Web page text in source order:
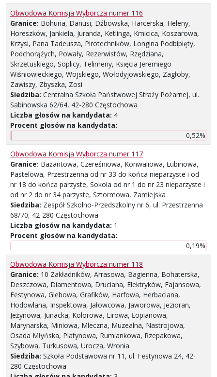
Obwodowa Komisja Wyborcza numer 116
Granice: Bohuna, Danusi, Dźbowska, Harcerska, Heleny,
Horeszków, Jankiela, Juranda, Ketlinga, Kmicica, Koszarowa,
Krzysi, Pana Tadeusza, Pirotechników, Longina Podbipięty,
Podchorążych, Powały, Rezerwistów, Rzędziana,
Skrzetuskiego, Soplicy, Telimeny, Księcia Jeremiego
Wiśniowieckiego, Wojskiego, Wołodyjowskiego, Zagłoby,
Zawiszy, Zbyszka, Zosi
Siedziba: Centralna Szkoła Państwowej Straży Pożarnej, ul.
Sabinowska 62/64, 42-280 Częstochowa
Liczba głosów na kandydata: 4
Procent głosów na kandydata:
0,52%
Obwodowa Komisja Wyborcza numer 117
Granice: Bażantowa, Czereśniowa, Konwaliowa, Łubinowa,
Pastelowa, Przestrzenna od nr 33 do końca nieparzyste i od
nr 18 do końca parzyste, Sokola od nr 1 do nr 23 nieparzyste i
od nr 2 do nr 34 parzyste, Sztormowa, Zamiejska
Siedziba: Zespół Szkolno-Przedszkolny nr 6, ul. Przestrzenna
68/70, 42-280 Częstochowa
Liczba głosów na kandydata: 1
Procent głosów na kandydata:
0,19%
Obwodowa Komisja Wyborcza numer 118
Granice: 10 Zakładników, Arrasowa, Bagienna, Bohaterska,
Deszczowa, Diamentowa, Druciana, Elektryków, Fajansowa,
Festynowa, Glebowa, Grafików, Harfowa, Herbaciana,
Hodowlana, Inspektowa, Jałowcowa, Jaworowa, Jezioran,
Jeżynowa, Junacka, Kolorowa, Lirowa, Łopianowa,
Marynarska, Miniowa, Mleczna, Muzealna, Nastrojowa,
Osada Młyńska, Platynowa, Rumiankowa, Rzepakowa,
Szybowa, Turkusowa, Urocza, Wronia
Siedziba: Szkoła Podstawowa nr 11, ul. Festynowa 24, 42-
280 Częstochowa